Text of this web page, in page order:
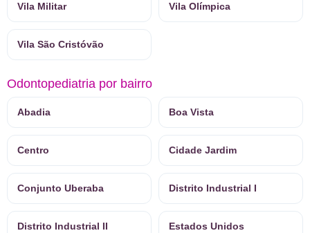
Vila Militar Vila Olímpica
Vila São Cristóvão
Odontopediatria por bairro
Abadia Boa Vista
Centro Cidade Jardim
Conjunto Uberaba Distrito Industrial I
Distrito Industrial II Estados Unidos